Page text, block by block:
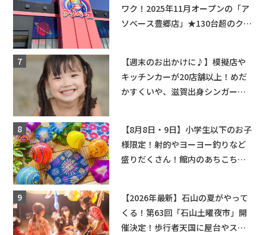
ワク！2025年11月オープンの「ア
ソベース豊郷店」★130台超のクレ
【週末のお出かけに♪】模擬店や
キッチンカーが20店舗以上！めだ
かすくいや、滋賀出身シンガーソ
【8月8日・9日】小学生以下のお子
様限定！射的やヨーヨー釣りなど
盛りだくさん！館内のあちこちに
【2026年最新】石山の夏がやって
くる！第63回「石山土曜夜市」開
催決定！歩行者天国に屋台やステ